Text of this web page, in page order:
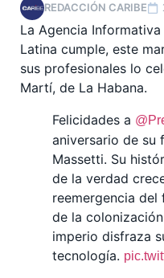
REDACCIÓN CARIBE
La Agencia
Latina cumple, este
sus profesionales lo
Martí, de La Habana.
Felicidades a
aniversario de su
Massetti. Su
de la verdad
reemergencia del
de la
imperio disfraza
tecnología.